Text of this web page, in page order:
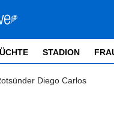
STADION
Diego Carlos